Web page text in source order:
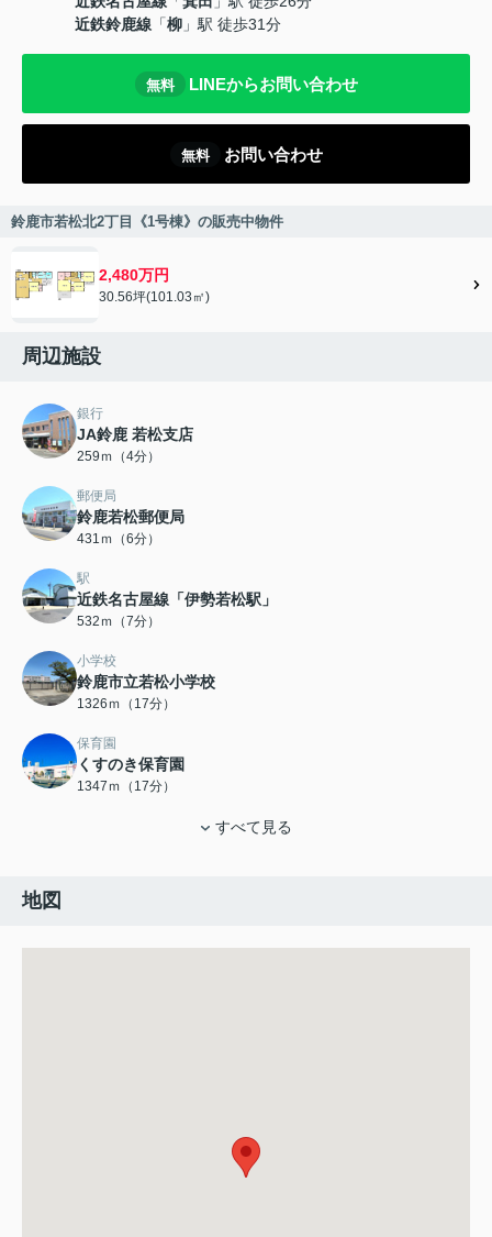
近鉄鈴鹿線 「柳 」駅 徒歩31分
無料 LINEからお問い合わせ
無料 お問い合わせ
鈴鹿市若松北2丁目《1号棟》の販売中物件
2,480万円
30.56坪(101.03㎡)
周辺施設
銀行
JA鈴鹿 若松支店
259ｍ（4分）
郵便局
鈴鹿若松郵便局
431ｍ（6分）
駅
近鉄名古屋線「伊勢若松駅」
532ｍ（7分）
小学校
鈴鹿市立若松小学校
1326ｍ（17分）
保育園
くすのき保育園
1347ｍ（17分）
すべて見る
地図